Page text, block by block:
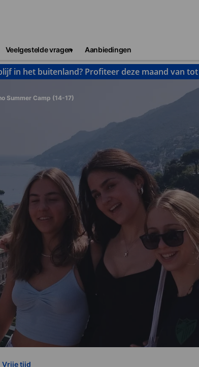
Veelgestelde vragen Aanbiedingen
in het buitenland? Profiteer deze maand van
Summer Camp (14-17)
Vrije tijd